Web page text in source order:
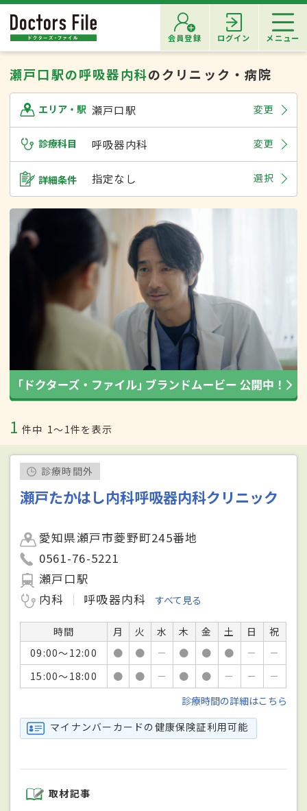
会員登録 ログイン メニュー
瀬戸口駅の呼吸器内科のクリニック・病院
エリア・駅 瀬戸口駅 変更
診療科目 呼吸器内科 変更
詳細条件 指定なし 選択
1 件中 1〜1件を表示
診療時間外
瀬戸たかはし内科呼吸器内科クリニック
愛知県瀬戸市菱野町245番地
0561-76-5221
瀬戸口駅
内科
呼吸器内科 すべて見る
時間 月 火 水 木 金 土 日
祝
09:00～12:00
● ● － ● ● ● －
－
15:00～18:00
● ● － ● ● － －
－
診療時間の詳細はこちら
マイナンバーカードの健康保険証利用可能
取材記事